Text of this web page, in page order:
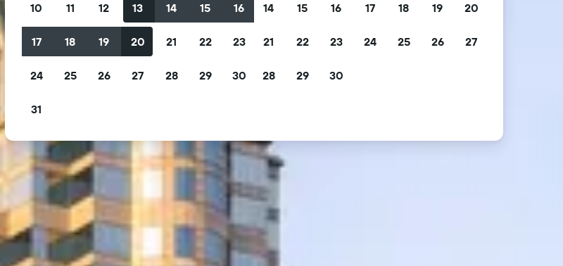
10 11 12 13 14 15 16
17 18 19 20 21 22 23
24 25 26 27 28 29 30
31
14 15 16 17 18 19 20
21 22 23 24 25 26 27
28 29 30